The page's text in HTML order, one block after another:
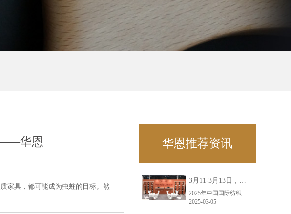
——华恩
家具，都可能成为虫蛀的目标。然
华恩推荐资讯
3月11-3月13日，华恩诚邀您共赴上海面辅料春夏展——华恩
2025年中国国际纺织面料及辅料（春夏）博览会即将盛大开启！感谢您对华恩品牌的关注！3.11-3.13，杭州华恩（LEMONLEE）诚邀您共赴这场春日的宴会！
2025-03-05